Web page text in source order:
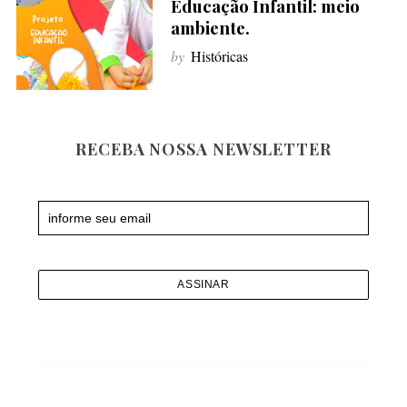
f
o
:
Educação Infantil: meio
ambiente.
by Históricas
RECEBA NOSSA NEWSLETTER